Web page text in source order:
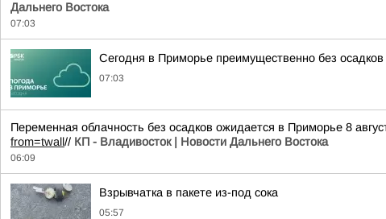
Дальнего Востока
07:03
Сегодня в Приморье преимущественно без осадков
07:03
Переменная облачность без осадков ожидается в Приморье 8
from=twall// КП - Владивосток | Новости Дальнего Востока
06:09
Взрывчатка в пакете из-под сока
05:57